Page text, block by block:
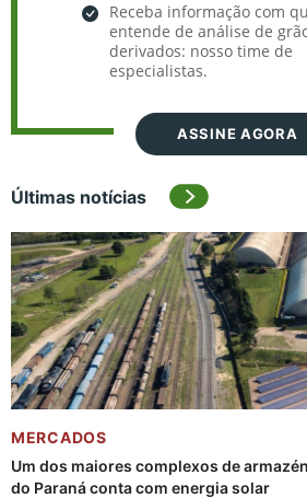
Receba informação com
entende de análise de
derivados: nosso time de
especialistas.
ASSINE AGORA
Últimas notícias
MERCADOS
Um dos maiores complexos de
do Paraná conta com energia solar